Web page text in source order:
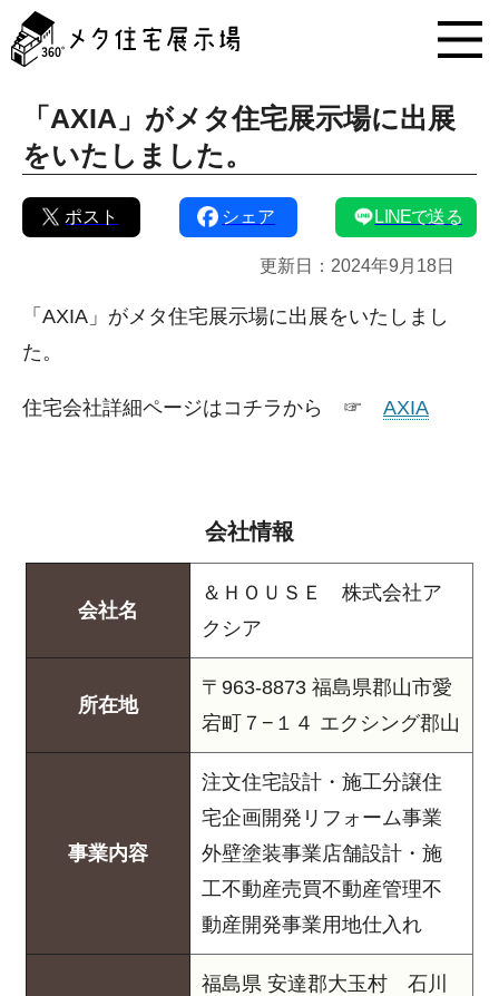
タ
住
「AXIA」がメタ住宅展示場に出展
をいたしました。
ポスト シェア LINEで送る
更新日： 2024年9月18日
「AXIA」がメタ住宅展示場に出展をいたしまし
た。
住宅会社詳細ページはコチラから ☞ AXIA
会社情報
会社名
＆ＨＯＵＳＥ 株式会社ア
クシア
所在地
〒963-8873 福島県郡山市愛
宕町７−１４ エクシング郡山
事業内容
注文住宅設計・施工分譲住
宅企画開発リフォーム事業
外壁塗装事業店舗設計・施
工不動産売買不動産管理不
動産開発事業用地仕入れ
福島県 安達郡大玉村 石川